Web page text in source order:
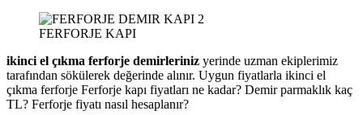
FERFORJE KAPI
ikinci el çıkma ferforje demirleriniz yerinde uzman ekiplerimiz
tarafından sökülerek değerinde alınır. Uygun fiyatlarla ikinci el
çıkma ferforje Ferforje kapı fiyatları ne kadar? Demir parmaklık kaç
TL? Ferforje fiyatı nasıl hesaplanır?